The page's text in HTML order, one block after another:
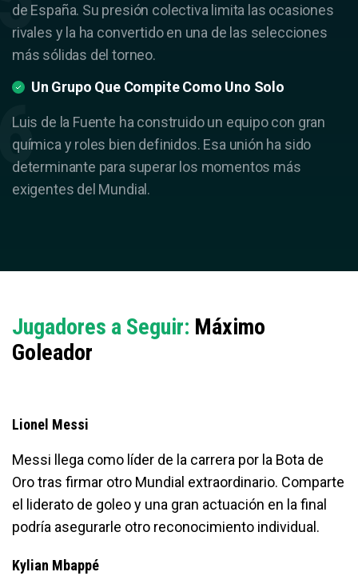
de España. Su presión colectiva limita las ocasiones
rivales y la ha convertido en una de las selecciones
más sólidas del torneo.
Un Grupo Que Compite Como Uno Solo
Luis de la Fuente ha construido un equipo con gran
química y roles bien definidos. Esa unión ha sido
determinante para superar los momentos más
exigentes del Mundial.
Jugadores a Seguir: Máximo
Goleador
Lionel Messi
Messi llega como líder de la carrera por la Bota de
Oro tras firmar otro Mundial extraordinario. Comparte
el liderato de goleo y una gran actuación en la final
podría asegurarle otro reconocimiento individual.
Kylian Mbappé